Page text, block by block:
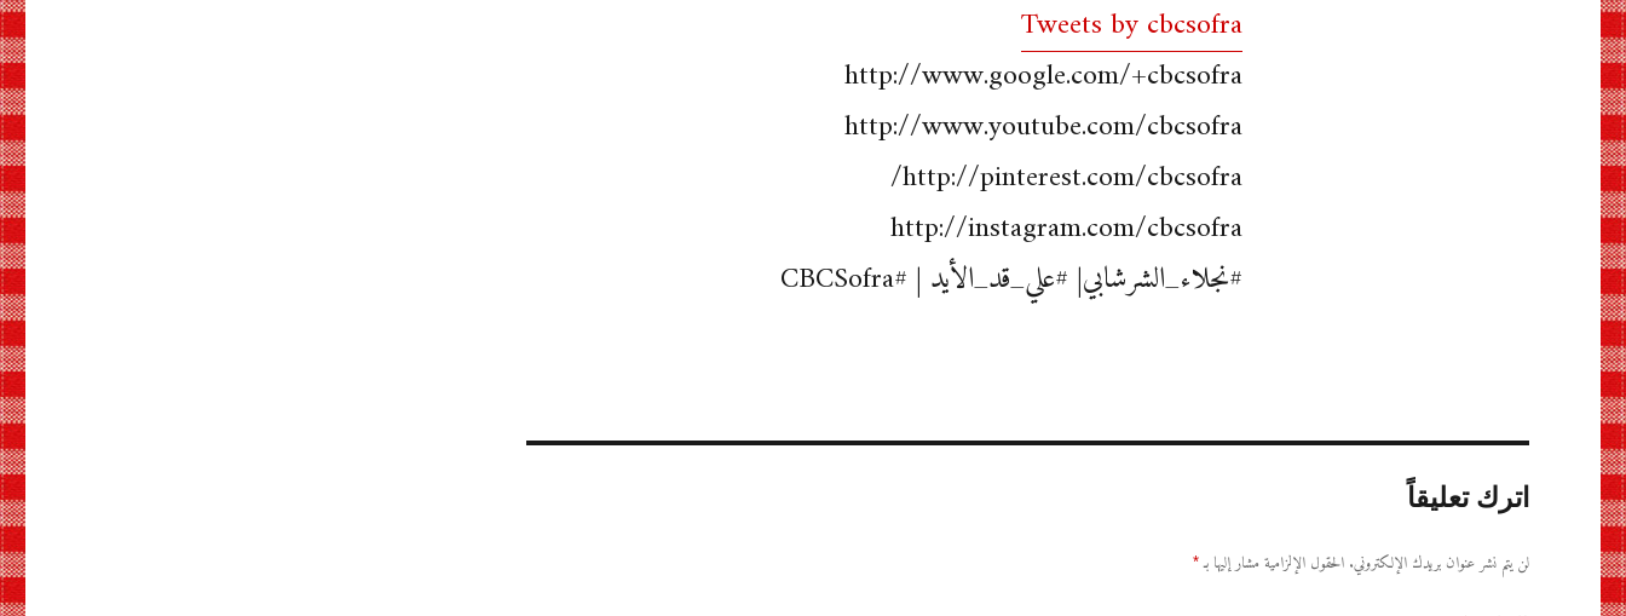
Tweets by cbcsofra
http://www.google.com/+cbcsofra
http://www.youtube.com/cbcsofra
http://pinterest.com/cbcsofra/
http://instagram.com/cbcsofra
#نجلاء_الشرشابي| #علي_قد_الأيد | #CBCSofra
اترك تعليقاً
لن يتم نشر عنوان بريدك الإلكتروني. الحقول الإلزامية مشار إليها بـ*